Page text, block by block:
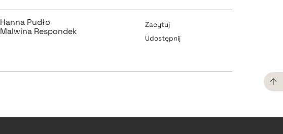
pobierz cytat
pobierz cytat
pobierz cytat
Hanna Pudło
Malwina Respondek
Zacytuj
Udostępnij